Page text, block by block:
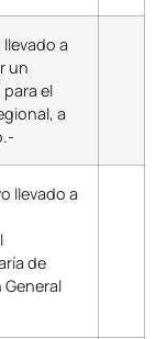
a
un
el
a
llevado a
de